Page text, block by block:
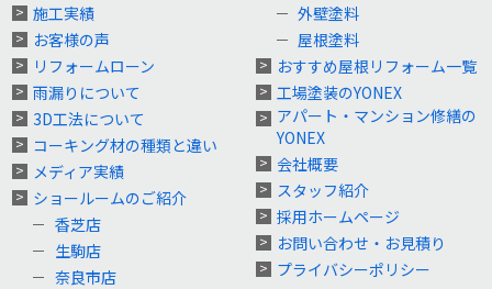
施工実績
お客様の声
リフォームローン
雨漏りについて
3D工法について
コーキング材の種類と違い
メディア実績
ショールームのご紹介
香芝店
生駒店
奈良市店
外壁塗料
屋根塗料
おすすめ屋根リフォーム一覧
工場塗装のYONEX
アパート・マンション修繕の
YONEX
会社概要
スタッフ紹介
採用ホームページ
お問い合わせ・お見積り
プライバシーポリシー